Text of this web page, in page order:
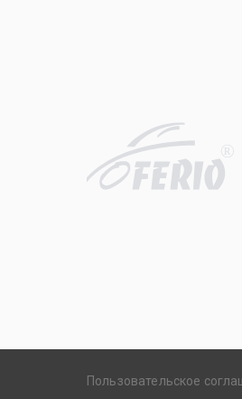
R
Пользовательское